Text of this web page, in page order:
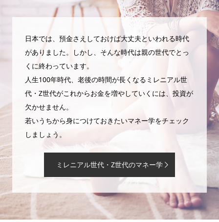
日本では、預金さえしておけば大丈夫といわれる時代
がありました。しかし、そんな時代は親の世代でとっ
くに終わっています。
人生100年時代、老後の時間が長くなるミレニアル世
代・Z世代がこれからお金を増やしていくには、投資が
欠かせません。
若いうちから身につけておきたいマネー学をチェック
しましょう。
ミレニアル世代・Z世代のマネー学